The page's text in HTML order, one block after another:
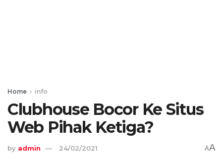
Home info
Clubhouse Bocor Ke Situs
Web Pihak Ketiga?
by admin 24/02/2021 AA